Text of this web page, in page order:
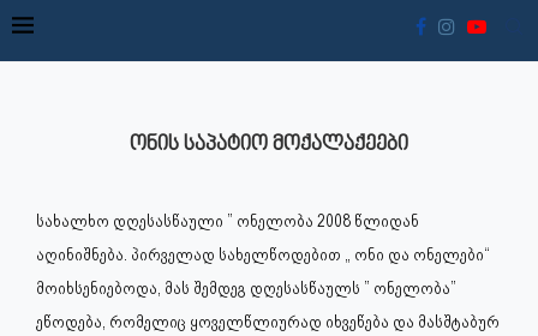
ᲝᲜᲘᲡ ᲡᲐᲞᲐᲢᲘᲝ ᲛᲝᲥᲐᲚᲐᲥᲔᲔᲑᲘ
სახალხო დღესასწაული ” ონელობა 2008 წლიდან
აღინიშნება. პირველად სახელწოდებით „ ონი და ონელები“
მოიხსენიებოდა, მას შემდეგ დღესასწაულს ” ონელობა”
ეწოდება, რომელიც ყოველწლიურად იხვეწება და მასშტაბურ